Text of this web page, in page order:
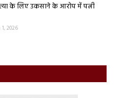
के लिए उकसाने के आरोप में पत्नी
2026